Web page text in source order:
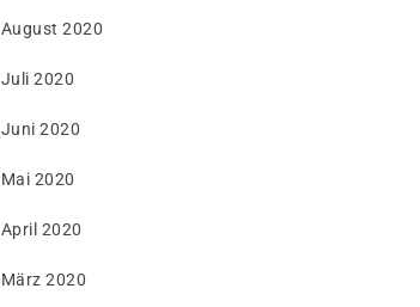
August 2020
Juli 2020
Juni 2020
Mai 2020
April 2020
März 2020